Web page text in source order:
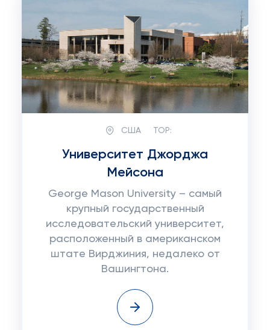
США TOP:
Университет Джорджа
Мейсона
George Mason University – самый
крупный государственный
исследовательский университет,
расположенный в американском
штате Вирджиния, недалеко от
Вашингтона.